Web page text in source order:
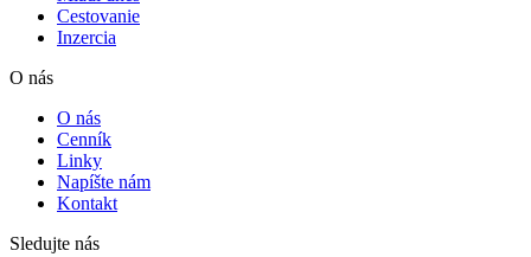
Cestovanie
Inzercia
O nás
O nás
Cenník
Linky
Napíšte nám
Kontakt
Sledujte nás